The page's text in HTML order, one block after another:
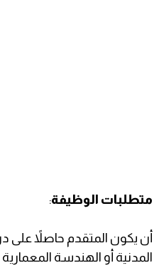
متطلبات الوظيفة:
أن يكون المتقدم حاصلاً على
المدنية أو الهندسة